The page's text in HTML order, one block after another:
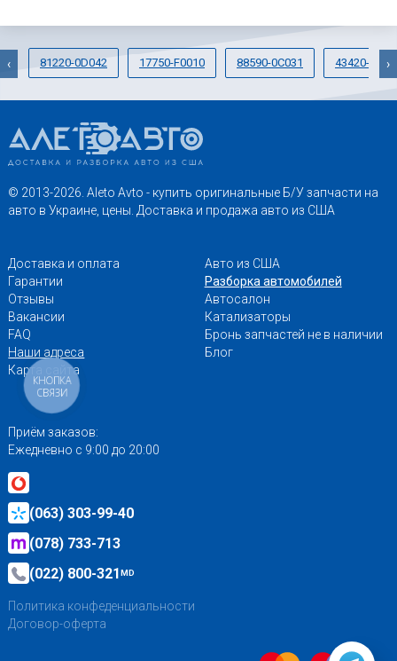
81220-0D042 17750-F0010 88590-0C031 43420-
‹ ›
© 2013-2026. Aleto Avto - купить оригинальные Б/У запчасти на
авто в Украине, цены. Доставка и продажа авто из США
Доставка и оплата
Гарантии
Отзывы
Вакансии
FAQ
Наши адреса
Карта сайта
Авто из США
Разборка автомобилей
Автосалон
Катализаторы
Бронь запчастей не в наличии
Блог
Приём заказов:
Ежедневно с 9:00 до 20:00
(063) 303-99-40
(078) 733-713
(022) 800-321MD
Политика конфеденциальности
Договор-оферта
КНОПКА
СВЯЗИ